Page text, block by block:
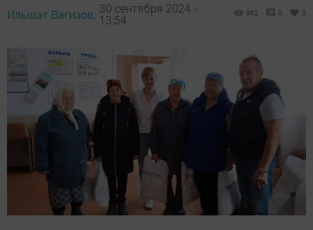
Ильшат Вагизов, 30 сентября 2024 -
13:54
962 0 0